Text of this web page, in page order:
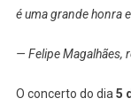
é uma grande honra
— Felipe Magalhães,
O concerto do dia 5